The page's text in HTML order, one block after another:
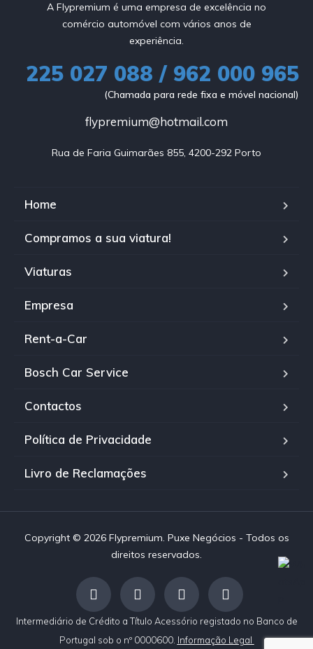
A Flypremium é uma empresa de excelência no
comércio automóvel com vários anos de
experiência.
225 027 088 / 962 000 965
(Chamada para rede fixa e móvel nacional)
flypremium@hotmail.com
Rua de Faria Guimarães 855, 4200-292 Porto
Home
Compramos a sua viatura!
Viaturas
Empresa
Rent-a-Car
Bosch Car Service
Contactos
Política de Privacidade
Livro de Reclamações
Copyright © 2026 Flypremium. Puxe Negócios - Todos os
direitos reservados.
Intermediário de Crédito a Título Acessório registado no Banco de
Portugal sob o nº 0000600. Informação Legal